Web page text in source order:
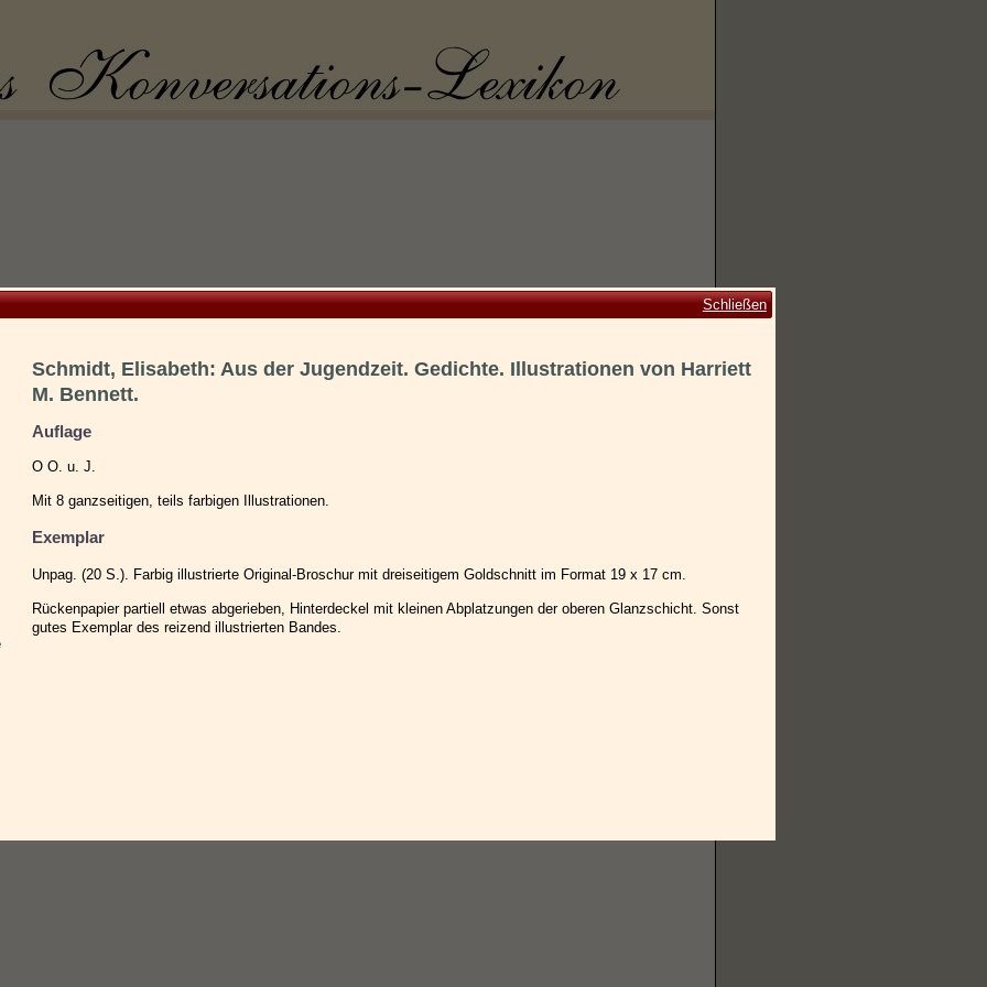
Schließen
Schmidt, Elisabeth: Aus der Jugendzeit. Gedichte. Illustrationen von Harriett
M. Bennett.
Auflage
O O. u. J.
Mit 8 ganzseitigen, teils farbigen Illustrationen.
Exemplar
Unpag. (20 S.). Farbig illustrierte Original-Broschur mit dreiseitigem Goldschnitt im Format 19 x 17 cm.
Rückenpapier partiell etwas abgerieben, Hinterdeckel mit kleinen Abplatzungen der oberen Glanzschicht. Sonst
gutes Exemplar des reizend illustrierten Bandes.